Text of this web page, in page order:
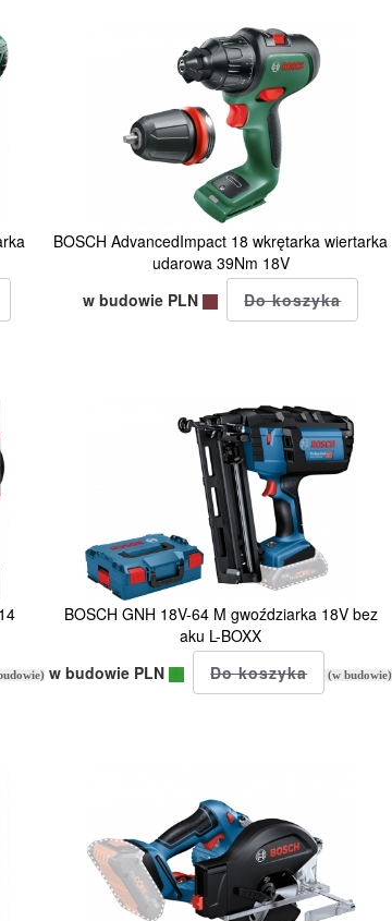
BOSCH AdvancedImpact 18 wkrętarka wiertarka
udarowa 39Nm 18V
w budowie PLN
BOSCH GNH 18V-64 M gwoździarka 18V bez
aku L-BOXX
w budowie PLN
(w budowie)